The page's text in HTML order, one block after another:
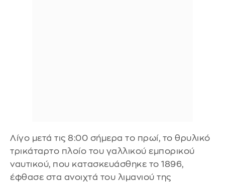
Λίγο μετά τις 8:00 σήμερα το πρωί, το θρυλικό
τρικάταρτο πλοίο του γαλλικού εμπορικού
ναυτικού, που κατασκευάσθηκε το 1896,
έφθασε στα ανοιχτά του λιμανιού της